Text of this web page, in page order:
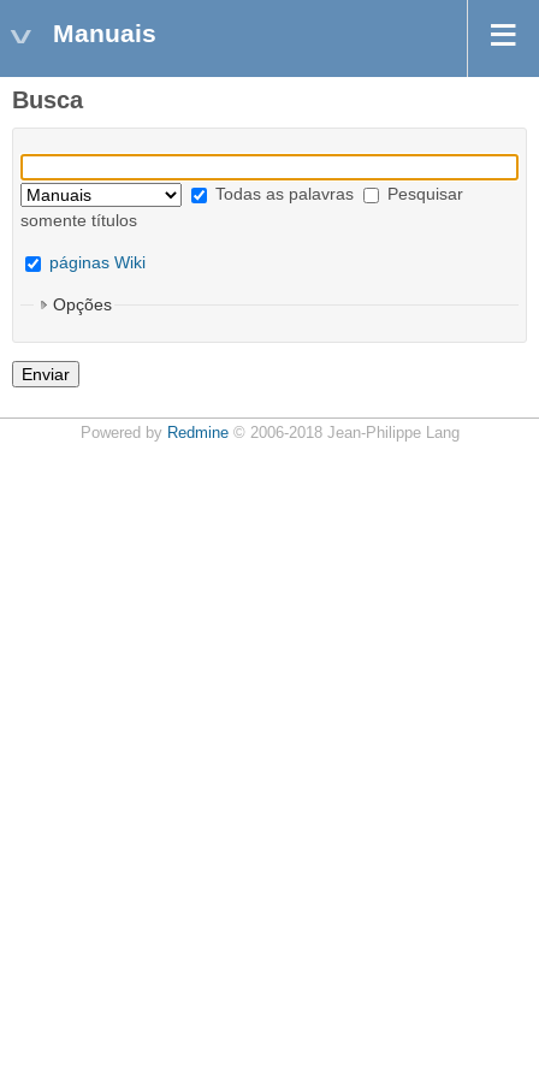
Manuais
Busca
Todas as palavras
Pesquisar
somente títulos
páginas Wiki
Opções
Powered by Redmine© 2006-2018 Jean-Philippe Lang